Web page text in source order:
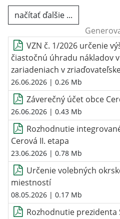
načítať ďalšie ...
VZN č. 1/2026 určenie
čiastočnú úhradu nákladov
zariadeniach v
26.06.2026 | 0.26 Mb
Záverečný účet obce
26.06.2026 | 0.43 Mb
Rozhodnutie
Cerová II. etapa
23.06.2026 | 0.78 Mb
Určenie volebných
miestností
08.05.2026 | 0.17 Mb
Rozhodnutie prezidenta